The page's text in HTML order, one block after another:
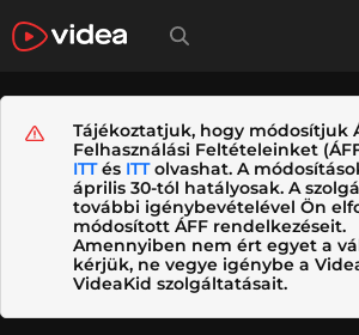
Tájékoztatjuk, hogy módosítjuk
Felhasználási Feltételeinket
ITTés ITTolvashat. A
április 30-tól hatályosak. A
további igénybevételével Ön
módosított ÁFF rendelkezéseit.
Amennyiben nem ért egyet a
kérjük, ne vegye igénybe a
VideaKid szolgáltatásait.